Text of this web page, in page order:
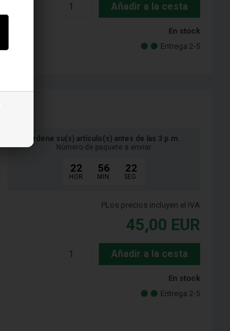
Añadir a la cesta
En stock
Entrega 2-5
Ordene su(s) artículo(s) antes de las 3 p.m.
Número de paquete a enviar
22
HOR.
56
MIN.
21
SEG.
PLos precios incluyen el IVA
45,00 EUR
Añadir a la cesta
En stock
Entrega 2-5